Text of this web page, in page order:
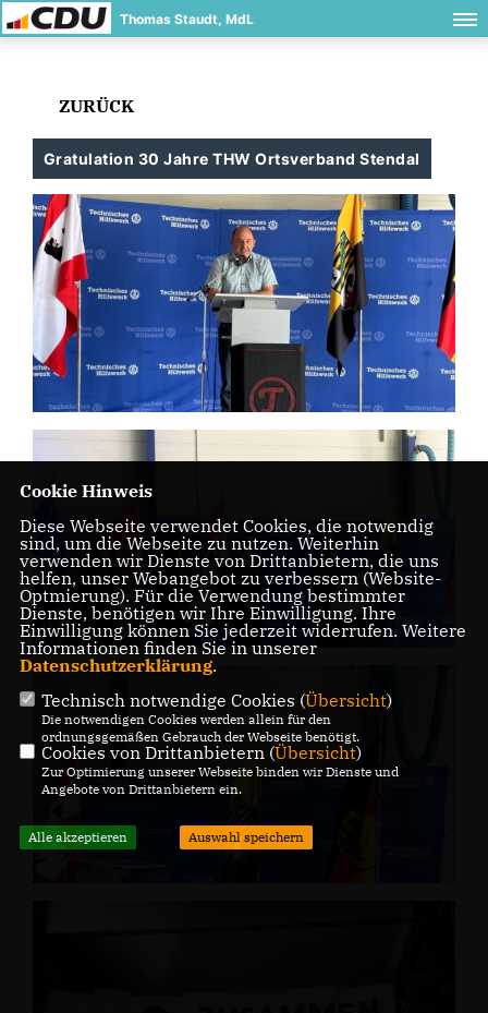
Thomas Staudt, MdL
ZURÜCK
Gratulation 30 Jahre THW Ortsverband Stendal
Cookie Hinweis
Diese Webseite verwendet Cookies, die notwendig
sind, um die Webseite zu nutzen. Weiterhin
verwenden wir Dienste von Drittanbietern, die uns
helfen, unser Webangebot zu verbessern (Website-
Optmierung). Für die Verwendung bestimmter
Dienste, benötigen wir Ihre Einwilligung. Ihre
Einwilligung können Sie jederzeit widerrufen. Weitere
Informationen finden Sie in unserer
Datenschutzerklärung.
Technisch notwendige Cookies (Übersicht)
Die notwendigen Cookies werden allein für den
ordnungsgemäßen Gebrauch der Webseite benötigt.
Cookies von Drittanbietern (Übersicht)
Zur Optimierung unserer Webseite binden wir Dienste und
Angebote von Drittanbietern ein.
Alle akzeptieren Auswahl speichern